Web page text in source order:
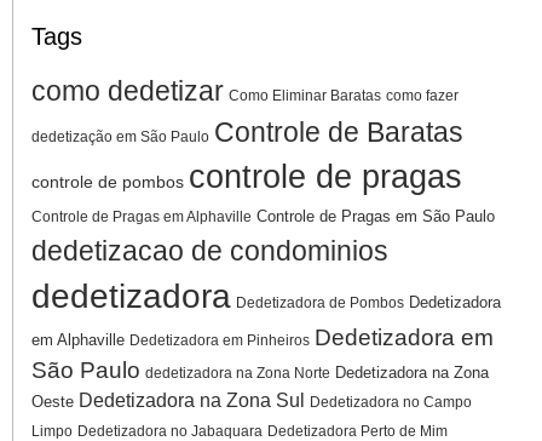
Tags
como dedetizar Como Eliminar Baratas como fazer
dedetização em São Paulo Controle de Baratas
controle de pombos controle de pragas
Controle de Pragas em Alphaville Controle de Pragas em São Paulo
dedetizacao de condominios
dedetizadora Dedetizadora de Pombos Dedetizadora
em Alphaville Dedetizadora em Pinheiros Dedetizadora em
São Paulo dedetizadora na Zona Norte Dedetizadora na Zona
Oeste Dedetizadora na Zona Sul
Dedetizadora no Campo
Limpo Dedetizadora no Jabaquara Dedetizadora Perto de Mim